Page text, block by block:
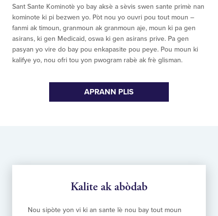
Sant Sante Kominotè yo bay aksè a sèvis swen sante primè nan
kominote ki pi bezwen yo. Pòt nou yo ouvri pou tout moun –
fanmi ak timoun, granmoun ak granmoun aje, moun ki pa gen
asirans, ki gen Medicaid, oswa ki gen asirans prive. Pa gen
pasyan yo vire do bay pou enkapasite pou peye. Pou moun ki
kalifye yo, nou ofri tou yon pwogram rabè ak frè glisman.
APRANN PLIS
Kalite ak abòdab
Nou sipòte yon vi ki an sante lè nou bay tout moun